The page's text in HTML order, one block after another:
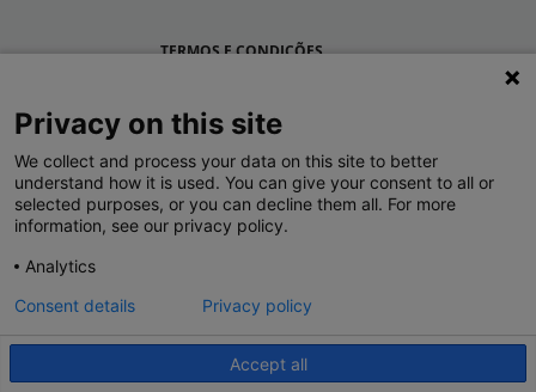
TERMOS E CONDIÇÕES
LEGRAND PORTUGAL
GRUPO LEGRAND NO MUNDO
© 2020 Legrand. Todos os direitos reservados.
Privacy on this site
We collect and process your data on this site to better
understand how it is used. You can give your consent to all or
selected purposes, or you can decline them all. For more
information, see our privacy policy.
Analytics
Accept all
Consent details Privacy policy